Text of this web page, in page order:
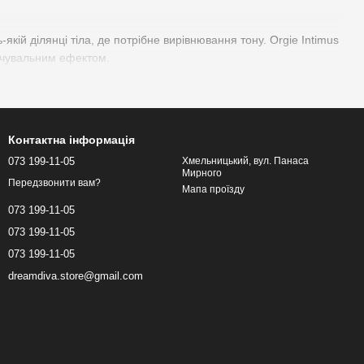
ділянці тіла, де потрібне вирівнювання тону. Orgie Intimus
ефектом.
регулярний курс догляду — більший об'єм Orgie Intimus
Cream створений з урахуванням цих потреб.
Контактна інформація
073 199-11-05
Передзвонити вам?
073 199-11-05
073 199-11-05
073 199-11-05
dreamdiva.store@gmail.com
Хмельницький, вул. Панаса
Мирного
Мапа проїзду